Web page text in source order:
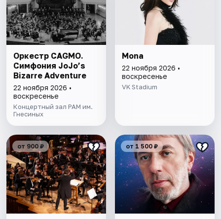
Оркестр CAGMO.
Симфония JoJo’s
Bizarre Adventure
22 ноября 2026 •
воскресенье
Концертный зал РАМ им.
Гнесиных
Mona
22 ноября 2026 •
воскресенье
VK Stadium
от 900 ₽ от 1 500 ₽